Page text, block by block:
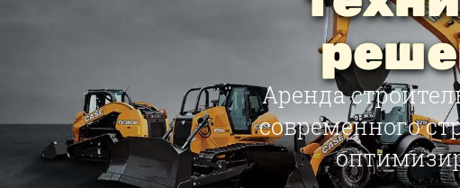
Аренда
современного